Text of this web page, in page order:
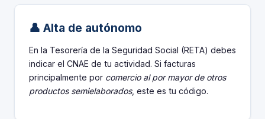
👤 Alta de autónomo
En la Tesorería de la Seguridad Social (RETA) debes
indicar el CNAE de tu actividad. Si facturas
principalmente por comercio al por mayor de otros
productos semielaborados, este es tu código.